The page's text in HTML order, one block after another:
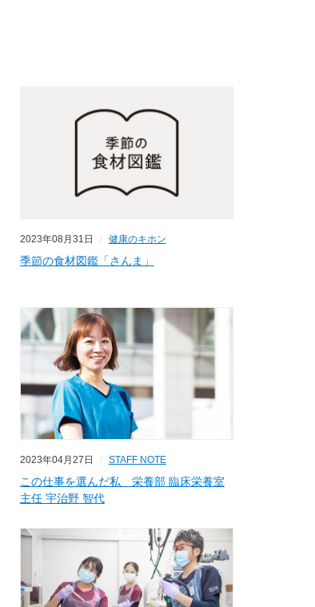
2023年08月31日 健康のキホン
季節の食材図鑑「さんま」
2023年04月27日 STAFF NOTE
この仕事を選んだ私 栄養部 臨床栄養室
主任 宇治野 智代